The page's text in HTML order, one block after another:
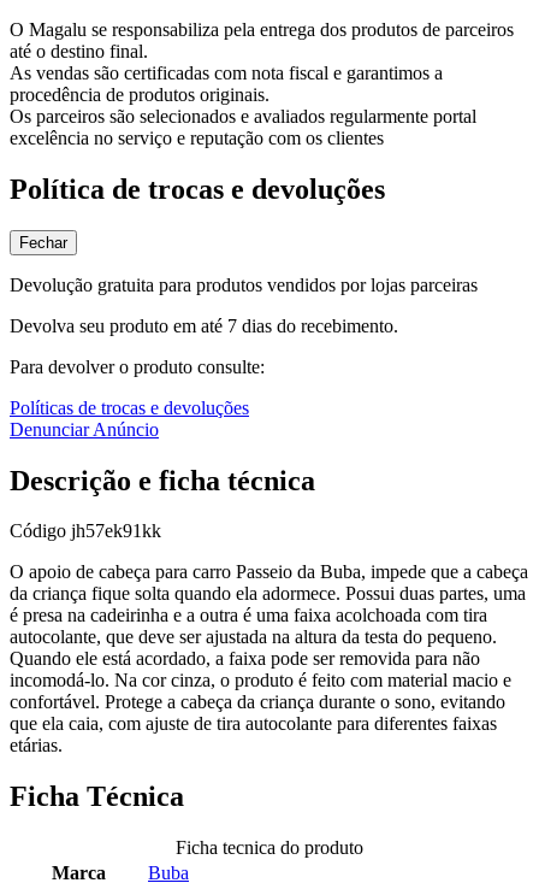
O Magalu se responsabiliza pela entrega dos produtos de parceiros
até o destino final.
As vendas são certificadas com nota fiscal e garantimos a
procedência de produtos originais.
Os parceiros são selecionados e avaliados regularmente portal
excelência no serviço e reputação com os clientes
Política de trocas e devoluções
Fechar
Devolução gratuita para produtos vendidos por lojas parceiras
Devolva seu produto em até 7 dias do recebimento.
Para devolver o produto consulte:
Políticas de trocas e devoluções
Denunciar Anúncio
Descrição e ficha técnica
Código jh57ek91kk
O apoio de cabeça para carro Passeio da Buba, impede que a cabeça
da criança fique solta quando ela adormece. Possui duas partes, uma
é presa na cadeirinha e a outra é uma faixa acolchoada com tira
autocolante, que deve ser ajustada na altura da testa do pequeno.
Quando ele está acordado, a faixa pode ser removida para não
incomodá-lo. Na cor cinza, o produto é feito com material macio e
confortável. Protege a cabeça da criança durante o sono, evitando
que ela caia, com ajuste de tira autocolante para diferentes faixas
etárias.
Ficha Técnica
Ficha tecnica do produto
Marca
Buba